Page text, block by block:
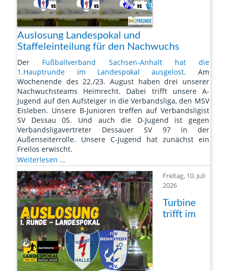
Auslosung Landespokal und
Staffeleinteilung für den Nachwuchs
Der Fußballverband Sachsen-Anhalt hat die
1.Hauptrunde im Landespokal ausgelost. Am
Wochenende des 22./23. August haben drei unserer
Nachwuchsteams Heimrecht. Dabei trifft unsere A-
Jugend auf den Aufsteiger in die Verbandsliga, den MSV
Eisleben. Unsere B-Junioren treffen auf Verbandsligist
SV Dessau 05. Und auch die D-Jugend ist gegen
Verbandsligavertreter Dessauer SV 97 in der
Außenseiterrolle. Unsere C-Jugend hat zunächst ein
Freilos erwischt.
Weiterlesen …
Landespokal
und
Staffeleinteilung
für
den
Nachwuchs
Freitag, 10. Juli
2026
Turbine
trifft im